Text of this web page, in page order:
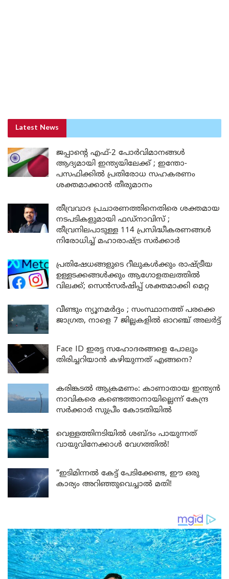
Latest News
ജപ്പാന്റെ എഫ്-2 പോർവിമാനങ്ങൾ
ആദ്യമായി ഇന്ത്യയിലേക്ക് ; ഇന്തോ-
പസഫിക്കിൽ പ്രതിരോധ സഹകരണം
ശക്തമാക്കാൻ തീരുമാനം
തീവ്രവാദ പ്രചാരണത്തിനെതിരെ ശക്തമായ
നടപടികളുമായി ഫഡ്നാവിസ് ;
തീവ്രനിലപാടുള്ള 114 പ്രസിദ്ധീകരണങ്ങൾ
നിരോധിച്ച് മഹാരാഷ്ട്ര സർക്കാർ
പ്രതിഷേധങ്ങളുടെ റീലുകൾക്കും രാഷ്ട്രീയ
ഉള്ളടക്കങ്ങൾക്കും ആഗോളതലത്തിൽ
വിലക്ക്; സെൻസർഷിപ്പ് ശക്തമാക്കി മെറ്റ
വീണ്ടും ന്യൂനമർദ്ദം ; സംസ്ഥാനത്ത് പരക്കെ
ജാഗ്രത, നാളെ 7 ജില്ലകളിൽ ഓറഞ്ച് അലർട്ട്
Face ID ഇരട്ട സഹോദരങ്ങളെ പോലും
തിരിച്ചറിയാൻ കഴിയുന്നത് എങ്ങനെ?
കരിങ്കടൽ ആക്രമണം: കാണാതായ ഇന്ത്യൻ
നാവികരെ കണ്ടെത്താനായില്ലെന്ന് കേന്ദ്ര
സർക്കാർ സുപ്രീം കോടതിയിൽ
വെള്ളത്തിനടിയിൽ ശബ്ദം പായുന്നത്
വായുവിനേക്കാൾ വേഗത്തിൽ!
“ഇടിമിന്നൽ കേട്ട് പേടിക്കേണ്ട, ഈ ഒരു
കാര്യം അറിഞ്ഞുവെച്ചാൽ മതി!